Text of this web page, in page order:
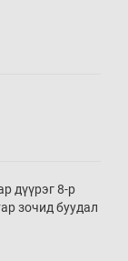
дүүрэг 8-р
зочид буудал